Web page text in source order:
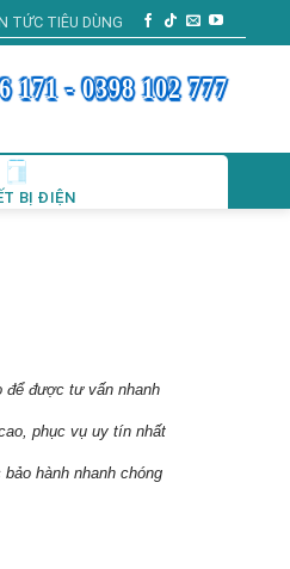
TỨC TIÊU DÙNG
171 - 0398 102 777
BỊ ĐIỆN
để được tư vấn nhanh
phục vụ uy tín nhất
hành nhanh chóng